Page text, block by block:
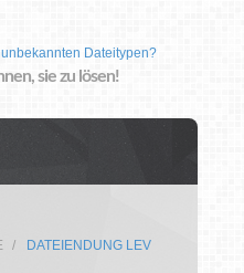
Dateitypen?
sie zu lösen!
DATEIENDUNG LEV